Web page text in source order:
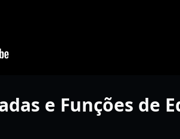
e Funções de